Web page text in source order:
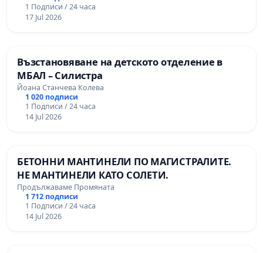
1 Подписи / 24 часа
17 Jul 2026
Възстановяване на детското отделение в
МБАЛ – Силистра
Йоана Станчева Колева
1 020 подписи
1 Подписи / 24 часа
14 Jul 2026
БЕТОННИ МАНТИНЕЛИ ПО МАГИСТРАЛИТЕ.
НЕ МАНТИНЕЛИ КАТО СОЛЕТИ.
Продължаваме Промяната
1 712 подписи
1 Подписи / 24 часа
14 Jul 2026